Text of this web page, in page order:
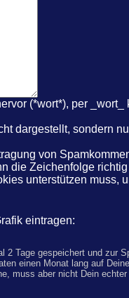
(*wort*), per
dargestellt, sondern
von
die Zeichenfolge
unterstützen muss,
eintragen:
2 Tage gespeichert und zur
einen Monat lang auf
muss aber nicht Dein